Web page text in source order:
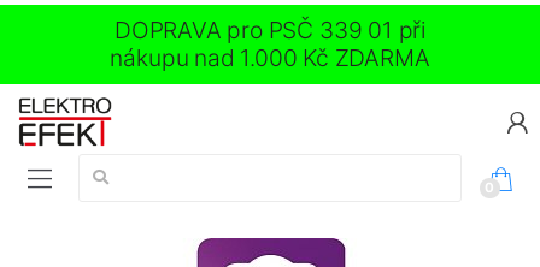
DOPRAVA pro PSČ 339 01 při
nákupu nad 1.000 Kč ZDARMA
Vyhledávání:
0